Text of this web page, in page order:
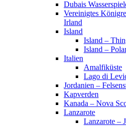
Dubais
Vereinigtes
Irland
Island
Island –
Island –
Italien
Amalfiküste
Lago di
Jordanien –
Kapverden
Kanada – Nova
Lanzarote
Lanzarote –